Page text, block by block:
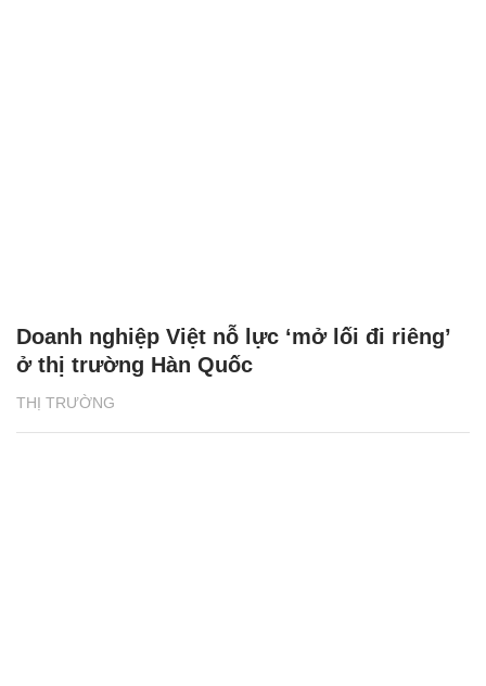
THỊ TRƯỜNG
Doanh nghiệp Việt nỗ lực ‘mở lối đi riêng’
ở thị trường Hàn Quốc